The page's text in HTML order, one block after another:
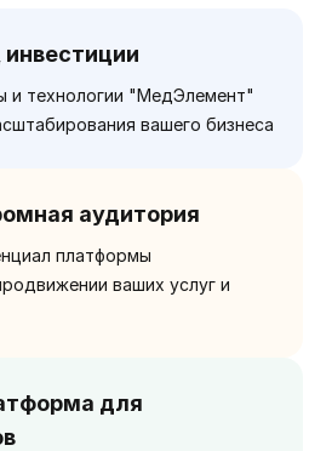
и технологии "МедЭлемент"
вашего бизнеса
аудитория
платформы
ваших услуг и
для